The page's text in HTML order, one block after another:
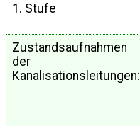
1. Stufe
Zustandsaufnahmen
der
Kanalisationsleitungen: